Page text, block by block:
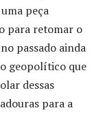
peça
para retomar o
passado ainda
geopolítico que
dessas
para a